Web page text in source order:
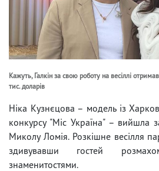
Кажуть, Галкін за свою роботу на весіллі
тис. доларів
Ніка Кузнєцова – модель із
конкурсу "Міс Україна" – вийшла
Миколу Ломія. Розкішне весілля
здивувавши гостей
знаменитостями.